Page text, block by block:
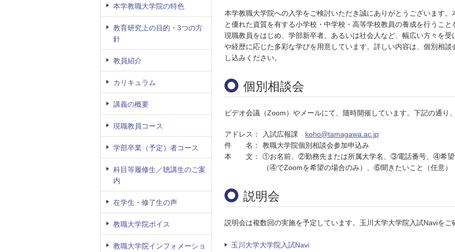
本学教職大学院への入学をご検討いただき誠にありがとうございます
と優れた資質を有する小学校・中学校・高等学校教員の養成を行うこ
現職教員をはじめ、学部新卒者、あるいは社会人など、幅広い方々を
や経歴に応じた多彩な学びを用意しています。詳しい内容は、個別相
し込みください。
個別相談会
ビデオ会議（Zoom）やメールにて、随時開催しています。下記の通り
アドレス： 入試広報課 koho@tamagawa.ac.jp
件 名：
教職大学院個別相談会参加申込み
本 文：
①お名前、②勤務先または所属大学名、③電話番号、④希
（④でZoomを希望の場合のみ）、⑥聞きたいこと（任意）
説明会
説明会は複数回の実施を予定しています。玉川大学大学院入試Naviをご
玉川大学大学院入試Navi
本学教職大学院の特色
教育研究上の目的・3つの方
針
教員紹介
カリキュラム
講義の概要
現職教員コース
学部卒業（予定）者コース
科目等履修生／聴講生のご案
内
在学生・修了生の声
教職大学院ボイス
教職大学院インフォメーショ